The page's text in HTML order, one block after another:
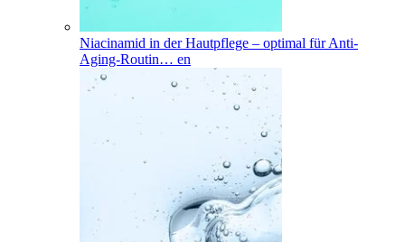
Niacinamid in der Hautpflege – optimal für Anti-
Aging-Routin… en